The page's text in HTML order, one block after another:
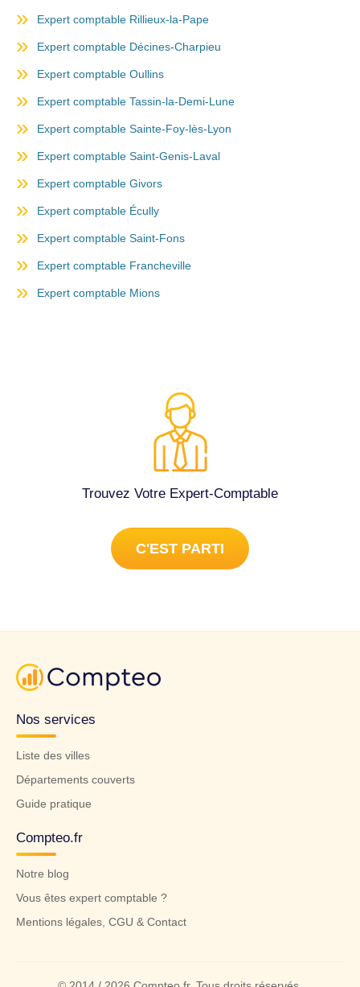
Expert comptable Rillieux-la-Pape
Expert comptable Décines-Charpieu
Expert comptable Oullins
Expert comptable Tassin-la-Demi-Lune
Expert comptable Sainte-Foy-lès-Lyon
Expert comptable Saint-Genis-Laval
Expert comptable Givors
Expert comptable Écully
Expert comptable Saint-Fons
Expert comptable Francheville
Expert comptable Mions
Trouvez Votre Expert-Comptable
C'EST PARTI
Nos services
Liste des villes
Départements couverts
Guide pratique
Compteo.fr
Notre blog
Vous êtes expert comptable ?
Mentions légales, CGU & Contact